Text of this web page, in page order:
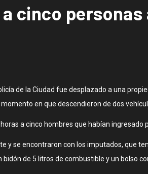
cinco
de la Ciudad fue desplazado a una
en que descendieron de dos
a cinco hombres que habían
y se encontraron con los imputados, que
de 5 litros de combustible y un bolso